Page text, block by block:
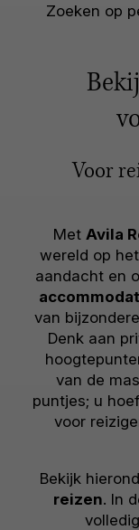
Zoeken op
Voor
Met Avila
wereld op
aandacht en
van
Denk aan
van de
puntjes; u
voor
Bekijk
reizen. In